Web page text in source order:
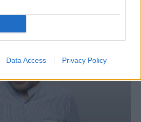
Data Access Privacy Policy